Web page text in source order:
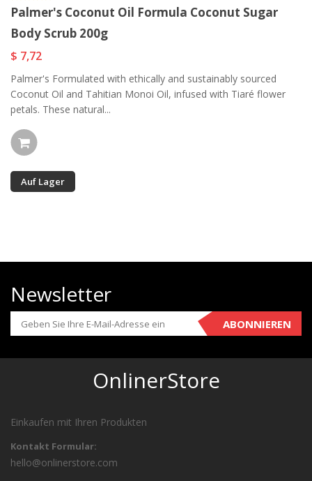
Palmer's Coconut Oil Formula Coconut Sugar
Body Scrub 200g
$ 7,72
Palmer's Formulated with ethically and sustainably sourced
Coconut Oil and Tahitian Monoi Oil, infused with Tiaré flower
petals. These natural...
Auf Lager
Newsletter
ABONNIEREN
OnlinerStore
Einkaufen mit Ihren Produkten
Kontakt Formular:
hello@onlinerstore.com